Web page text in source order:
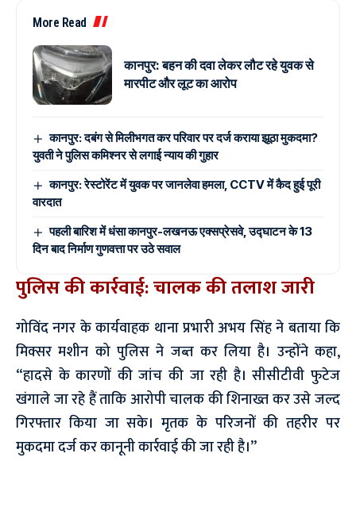
More Read
कानपुर: बहन की दवा लेकर लौट रहे युवक से
मारपीट और लूट का आरोप
कानपुर: दबंग से मिलीभगत कर परिवार पर दर्ज कराया झूठा मुकदमा?
युवती ने पुलिस कमिश्नर से लगाई न्याय की गुहार
कानपुर: रेस्टोरेंट में युवक पर जानलेवा हमला, CCTV में कैद हुई पूरी
वारदात
पहली बारिश में धंसा कानपुर-लखनऊ एक्सप्रेसवे, उद्घाटन के 13
दिन बाद निर्माण गुणवत्ता पर उठे सवाल
पुलिस की कार्रवाई: चालक की तलाश जारी
गोविंद नगर के कार्यवाहक थाना प्रभारी अभय सिंह ने बताया कि
मिक्सर मशीन को पुलिस ने जब्त कर लिया है। उन्होंने कहा,
“हादसे के कारणों की जांच की जा रही है। सीसीटीवी फुटेज
खंगाले जा रहे हैं ताकि आरोपी चालक की शिनाख्त कर उसे जल्द
गिरफ्तार किया जा सके। मृतक के परिजनों की तहरीर पर
मुकदमा दर्ज कर कानूनी कार्रवाई की जा रही है।”